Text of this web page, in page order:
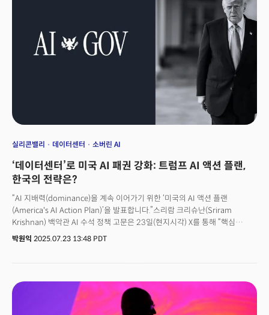
실리콘밸리 데이터센터 소버린 AI
‘데이터센터’로 미국 AI 패권 강화: 트럼프 AI 액션 플랜,
한국의 전략은?
“AI 지배력(dominance)을 계속 이어가기 위한 ‘미국의 AI 액션 플랜
(America's AI Action Plan)’을 발표합니다.”스리람 크리슈난(Sriram
Krishnan) 백악관 AI 수석 정책 고문은 23일(현지시각) X를 통해 “핵심
주제는 AI 혁신 가속화, 미국의 AI 인프라 구축, 국제 AI 안보 주도 세 가지”라며
크라치오스 백악관 과학기술정책실 실장 등과 함께 많은 시간과 땀을
쏟았다”며 “오픈 소스 분야에서도 미국이 주도권을 잡게 될 것”이라고
강조했다. 도널드 트럼프 미국 행정부가 이날 발표한 미국 AI 액션 플랜은
박원익 2025.07.23 13:48 PDT